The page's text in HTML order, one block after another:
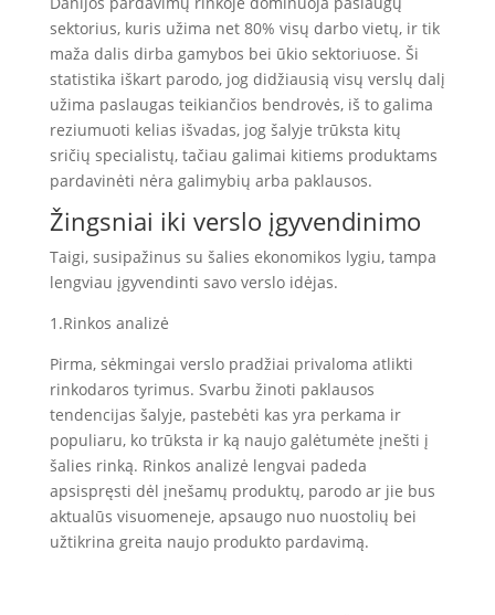
sektorius, kuris užima net 80% visų darbo vietų, ir tik
maža dalis dirba gamybos bei ūkio sektoriuose. Ši
statistika iškart parodo, jog didžiausią visų verslų dalį
užima paslaugas teikiančios bendrovės, iš to galima
reziumuoti kelias išvadas, jog šalyje trūksta kitų
sričių specialistų, tačiau galimai kitiems produktams
pardavinėti nėra galimybių arba paklausos.
Žingsniai iki verslo įgyvendinimo
Taigi, susipažinus su šalies ekonomikos lygiu, tampa
lengviau įgyvendinti savo verslo idėjas.
1.Rinkos analizė
Pirma, sėkmingai verslo pradžiai privaloma atlikti
rinkodaros tyrimus. Svarbu žinoti paklausos
tendencijas šalyje, pastebėti kas yra perkama ir
populiaru, ko trūksta ir ką naujo galėtumėte įnešti į
šalies rinką. Rinkos analizė lengvai padeda
apsispręsti dėl įnešamų produktų, parodo ar jie bus
aktualūs visuomeneje, apsaugo nuo nuostolių bei
užtikrina greita naujo produkto pardavimą.